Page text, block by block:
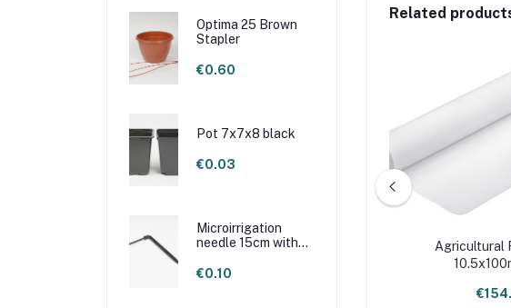
Optima 25 Brown
Stapler
€0.60
Pot 7x7x8 black
€0.03
Microirrigation
needle 15cm with
€0.10
Related
Agrotextile P23 15.8x250m white
Agricultural